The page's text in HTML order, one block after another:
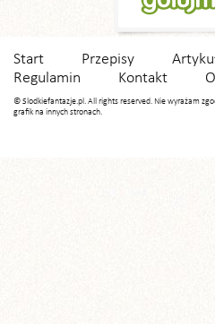
Start Przepisy
Regulamin
Kontakt
© Slodkiefantazje.pl. All rights reserved. Nie wyrażam
grafik na innych stronach.